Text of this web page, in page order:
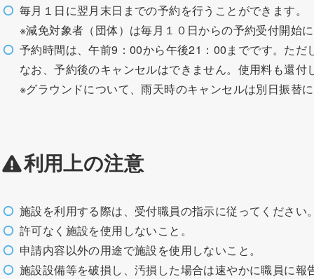
毎月１日に翌月末日までの予約を行うことができます。
※減免対象者（団体）は毎月１０日からの予約受付開始に
予約時間は、午前9：00から午後21：00までです。ただ
なお、予約後のキャンセルはできません。使用料も還付
※グラウンドについて、雨天時のキャンセルは別日振替に
利用上の注意
施設を利用する際は、受付職員の指示に従ってください。
許可なく施設を使用しないこと。
申請内容以外の用途で施設を使用しないこと。
施設設備等を破損し、汚損した場合は速やかに職員に報